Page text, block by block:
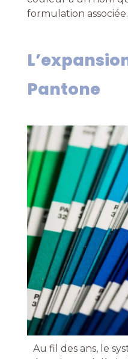
formulation associée.
Pantone
Au fil des ans, le